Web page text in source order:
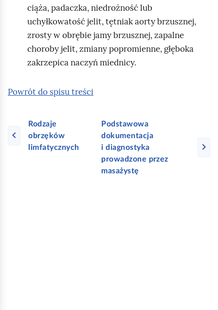
ciąża, padaczka, niedrożność lub
uchyłkowatość jelit, tętniak aorty brzusznej,
zrosty w obrębie jamy brzusznej, zapalne
choroby jelit, zmiany popromienne, głęboka
zakrzepica naczyń miednicy.
Powrót do spisu treści
Rodzaje
obrzęków
limfatycznych
Podstawowa
dokumentacja
i diagnostyka
prowadzone przez
masażystę